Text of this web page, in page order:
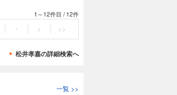
1～12件目 /12件
・ > >>
松井孝嘉の詳細検索へ
一覧 >>